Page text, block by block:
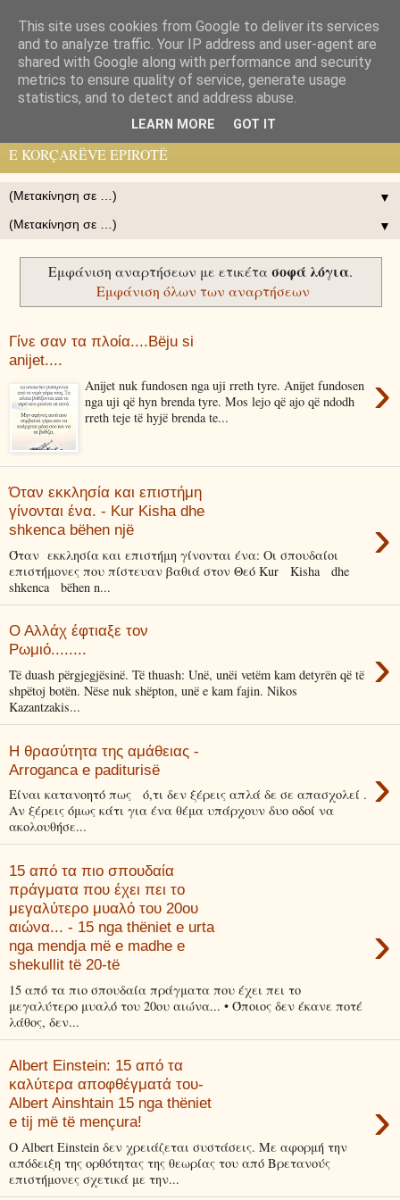
Pelasgos K.
ΗΛΕΚΤΡΟΝΙΚΉ ΕΦΗΜΕΡΙΣ ΠΟΛΙΤΙΣΤΙΚΉ ΙΣΤΟΡΙΚΉ
ΟΡΘΌΔΟΞΗ ΤΩΝ ΚΟΡΥΤΣΑΙΩΝ ΗΠΕΙΡΩΤΏΝ - GAZETË
ELEKTRONIKE, KULTURORE, HISTORIKE, ORTHODHOKSE
E KORÇARËVE EPIROTË
▼
▼
Εμφάνιση αναρτήσεων με ετικέτασοφά λόγια.
Εμφάνιση όλων των αναρτήσεων
Γίνε σαν τα πλοία....Bëju si
anijet....
›
Anijet nuk fundosen nga uji rreth tyre. Anijet fundosen
nga uji që hyn brenda tyre. Mos lejo që ajo që ndodh
rreth teje të hyjë brenda te...
Όταν εκκλησία και επιστήμη
γίνονται ένα. - Kur Kisha dhe
shkenca bëhen një
›
Όταν εκκλησία και επιστήμη γίνονται ένα: Οι σπουδαίοι
επιστήμονες που πίστευαν βαθιά στον Θεό Kur Kisha dhe
shkenca bëhen n...
Ο Αλλάχ έφτιαξε τον
Ρωμιό........
›
Të duash përgjegjësinë. Të thuash: Unë, unëi vetëm kam detyrën që të
shpëtoj botën. Nëse nuk shëpton, unë e kam fajin. Nikos
Kazantzakis...
Η θρασύτητα της αμάθειας -
Arroganca e paditurisë
›
Είναι κατανοητό πως ό,τι δεν ξέρεις απλά δε σε απασχολεί .
Αν ξέρεις όμως κάτι για ένα θέμα υπάρχουν δυο οδοί να
ακολουθήσε...
15 από τα πιο σπουδαία
πράγματα που έχει πει το
μεγαλύτερο μυαλό του 20ου
αιώνα... - 15 nga thëniet e urta
nga mendja më e madhe e
shekullit të 20-të
›
15 από τα πιο σπουδαία πράγματα που έχει πει το
μεγαλύτερο μυαλό του 20ου αιώνα... • Όποιος δεν έκανε ποτέ
λάθος, δεν...
Albert Einstein: 15 από τα
καλύτερα αποφθέγματά του-
Albert Ainshtain 15 nga thëniet
e tij më të mençura!
›
Ο Albert Einstein δεν χρειάζεται συστάσεις. Με αφορμή την
απόδειξη της ορθότητας της θεωρίας του από Βρετανούς
επιστήμονες σχετικά με την...
This site uses cookies from Google to deliver its services
and to analyze traffic. Your IP address and user-agent are
shared with Google along with performance and security
metrics to ensure quality of service, generate usage
statistics, and to detect and address abuse.
LEARN MORE GOT IT